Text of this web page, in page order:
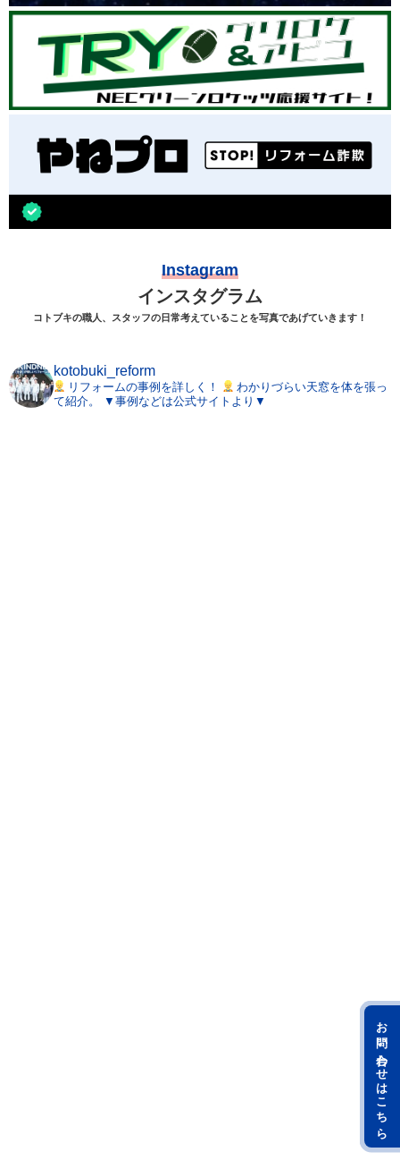
お問い合わせはこちら
Instagram
インスタグラム
コトブキの職人、スタッフの日常考えていることを写真であげていきます！
kotobuki_reform
リフォームの事例を詳しく！
わかりづらい天窓を体を張っ
て紹介。
▼事例などは公式サイトより▼